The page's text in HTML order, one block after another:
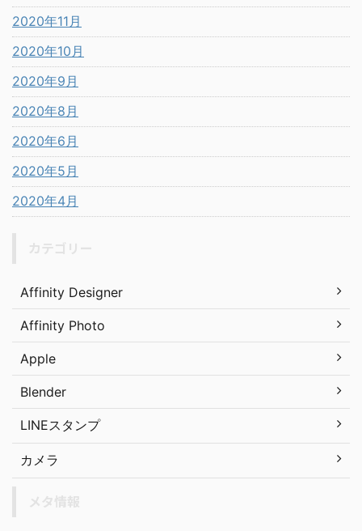
2020年11月
2020年10月
2020年9月
2020年8月
2020年6月
2020年5月
2020年4月
Affinity Designer
Affinity Photo
Apple
Blender
LINEスタンプ
カメラ